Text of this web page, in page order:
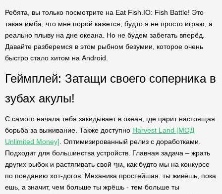
Ребята, вы только посмотрите на Eat Fish.IO: Fish Battle! Это
такая имба, что мне порой кажется, будто я не просто играю, а
реально плыву на дне океана. Но не будем забегать вперёд.
Давайте разберемся в этом рыбном безумии, которое очень
быстро стало хитом на Android.
Геймплей: Затащи своего соперника в
зубах акулы!
С самого начала тебя закидывает в океан, где царит настоящая
борьба за выживание. Также доступно Harvest Land [МОД
Unlimited Money] . Оптимизированный релиз с доработками.
Подходит для большинства устройств. Главная задача – жрать
других рыбок и растягивать свой גוף, как будто мы на конкурсе
по поеданию хот-догов. Механика простейшая: ты живёшь, пока
ешь, а значит, чем больше ты жрёшь - тем больше ты